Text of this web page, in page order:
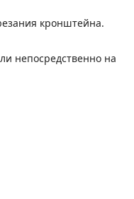
кронштейна.
непосредственно на